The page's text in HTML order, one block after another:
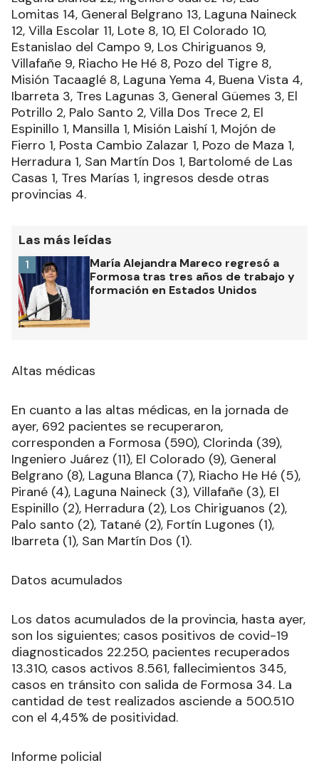
Lomitas 14, General Belgrano 13, Laguna Naineck
12, Villa Escolar 11, Lote 8, 10, El Colorado 10,
Estanislao del Campo 9, Los Chiriguanos 9,
Villafañe 9, Riacho He Hé 8, Pozo del Tigre 8,
Misión Tacaaglé 8, Laguna Yema 4, Buena Vista 4,
Ibarreta 3, Tres Lagunas 3, General Güemes 3, El
Potrillo 2, Palo Santo 2, Villa Dos Trece 2, El
Espinillo 1, Mansilla 1, Misión Laishí 1, Mojón de
Fierro 1, Posta Cambio Zalazar 1, Pozo de Maza 1,
Herradura 1, San Martín Dos 1, Bartolomé de Las
Casas 1, Tres Marías 1, ingresos desde otras
provincias 4.
Las más leídas
María Alejandra Mareco regresó a
Formosa tras tres años de trabajo y
formación en Estados Unidos
1
Altas médicas
En cuanto a las altas médicas, en la jornada de
ayer, 692 pacientes se recuperaron,
corresponden a Formosa (590), Clorinda (39),
Ingeniero Juárez (11), El Colorado (9), General
Belgrano (8), Laguna Blanca (7), Riacho He Hé (5),
Pirané (4), Laguna Naineck (3), Villafañe (3), El
Espinillo (2), Herradura (2), Los Chiriguanos (2),
Palo santo (2), Tatané (2), Fortín Lugones (1),
Ibarreta (1), San Martín Dos (1).
Datos acumulados
Los datos acumulados de la provincia, hasta ayer,
son los siguientes; casos positivos de covid-19
diagnosticados 22.250, pacientes recuperados
13.310, casos activos 8.561, fallecimientos 345,
casos en tránsito con salida de Formosa 34. La
cantidad de test realizados asciende a 500.510
con el 4,45% de positividad.
Informe policial